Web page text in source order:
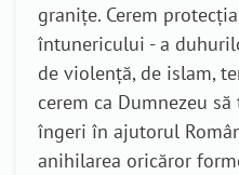
granițe. Cerem
întunericului - a
de violență, de islam,
cerem ca Dumnezeu
îngeri în ajutorul
anihilarea oricăror